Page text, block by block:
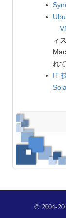
ィ
れ
IT
© 2004-